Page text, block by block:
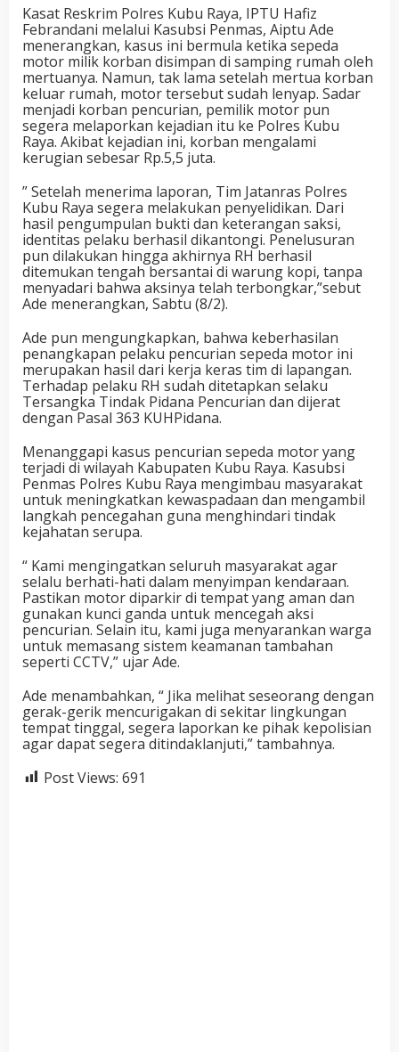
Kasat Reskrim Polres Kubu Raya, IPTU Hafiz
Febrandani melalui Kasubsi Penmas, Aiptu Ade
menerangkan, kasus ini bermula ketika sepeda
motor milik korban disimpan di samping rumah oleh
mertuanya. Namun, tak lama setelah mertua korban
keluar rumah, motor tersebut sudah lenyap. Sadar
menjadi korban pencurian, pemilik motor pun
segera melaporkan kejadian itu ke Polres Kubu
Raya. Akibat kejadian ini, korban mengalami
kerugian sebesar Rp.5,5 juta.
” Setelah menerima laporan, Tim Jatanras Polres
Kubu Raya segera melakukan penyelidikan. Dari
hasil pengumpulan bukti dan keterangan saksi,
identitas pelaku berhasil dikantongi. Penelusuran
pun dilakukan hingga akhirnya RH berhasil
ditemukan tengah bersantai di warung kopi, tanpa
menyadari bahwa aksinya telah terbongkar,”sebut
Ade menerangkan, Sabtu (8/2).
Ade pun mengungkapkan, bahwa keberhasilan
penangkapan pelaku pencurian sepeda motor ini
merupakan hasil dari kerja keras tim di lapangan.
Terhadap pelaku RH sudah ditetapkan selaku
Tersangka Tindak Pidana Pencurian dan dijerat
dengan Pasal 363 KUHPidana.
Menanggapi kasus pencurian sepeda motor yang
terjadi di wilayah Kabupaten Kubu Raya. Kasubsi
Penmas Polres Kubu Raya mengimbau masyarakat
untuk meningkatkan kewaspadaan dan mengambil
langkah pencegahan guna menghindari tindak
kejahatan serupa.
“ Kami mengingatkan seluruh masyarakat agar
selalu berhati-hati dalam menyimpan kendaraan.
Pastikan motor diparkir di tempat yang aman dan
gunakan kunci ganda untuk mencegah aksi
pencurian. Selain itu, kami juga menyarankan warga
untuk memasang sistem keamanan tambahan
seperti CCTV,” ujar Ade.
Ade menambahkan, “ Jika melihat seseorang dengan
gerak-gerik mencurigakan di sekitar lingkungan
tempat tinggal, segera laporkan ke pihak kepolisian
agar dapat segera ditindaklanjuti,” tambahnya.
Post Views: 691